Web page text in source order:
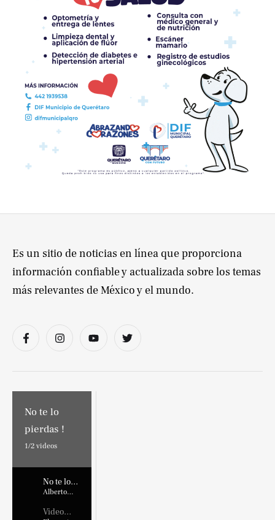
No te lo
pierdas !
1/2 videos
No te lo
pierdas !
Alberto
Video
Es un sitio de noticias en línea que proporciona
información confiable y actualizada sobre los temas
más relevantes de México y el mundo.